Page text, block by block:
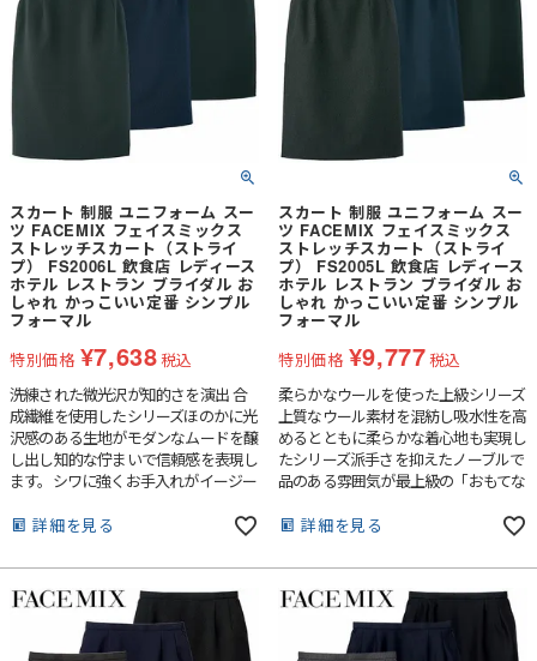
スカート 制服 ユニフォーム スー
ツ FACEMIX フェイスミックス
ストレッチスカート（ストライ
プ） FS2006L 飲食店 レディース
ホテル レストラン ブライダル お
しゃれ かっこいい定番 シンプル
フォーマル
特別価格 ¥7,638税込
洗練された微光沢が知的さを演出 合
成繊維を使用したシリーズほのかに光
沢感のある生地がモダンなムードを醸
し出し知的な佇まいで信頼感を表現し
ます。シワに強くお手入れがイージー
詳細を見る
スカート 制服 ユニフォーム スー
ツ FACEMIX フェイスミックス
ストレッチスカート（ストライ
プ） FS2005L 飲食店 レディース
ホテル レストラン ブライダル お
しゃれ かっこいい定番 シンプル
フォーマル
特別価格 ¥9,777税込
柔らかなウールを使った上級シリーズ
上質なウール素材を混紡し吸水性を高
めるとともに柔らかな着心地も実現し
たシリーズ派手さを抑えたノーブルで
品のある雰囲気が最上級の「おもてな
詳細を見る